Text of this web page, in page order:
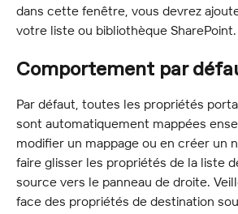
dans cette fenêtre, vous devrez
votre liste ou bibliothèque SharePoint.
Comportement par
Par défaut, toutes les propriétés
sont automatiquement mappées
modifier un mappage ou en créer un
faire glisser les propriétés de la liste
source vers le panneau de droite.
face des propriétés de destination